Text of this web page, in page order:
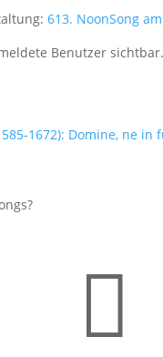
613. NoonSong
Benutzer
1672): Domine, ne in
